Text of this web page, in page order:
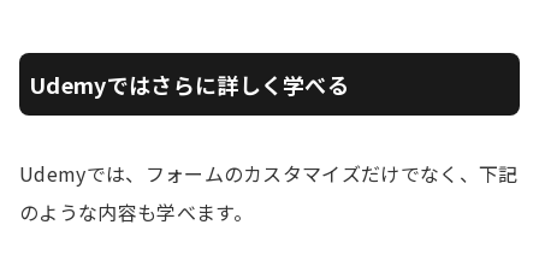
Udemyではさらに詳しく学べる
Udemyでは、フォームのカスタマイズだけでなく、下記
のような内容も学べます。